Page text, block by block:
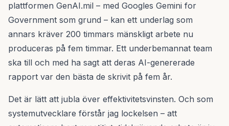
plattformen GenAI.mil – med Googles Gemini for
Government som grund – kan ett underlag som
annars kräver 200 timmars mänskligt arbete nu
produceras på fem timmar. Ett underbemannat team
ska till och med ha sagt att deras AI-genererade
rapport var den bästa de skrivit på fem år.
Det är lätt att jubla över effektivitetsvinsten. Och som
systemutvecklare förstår jag lockelsen – att